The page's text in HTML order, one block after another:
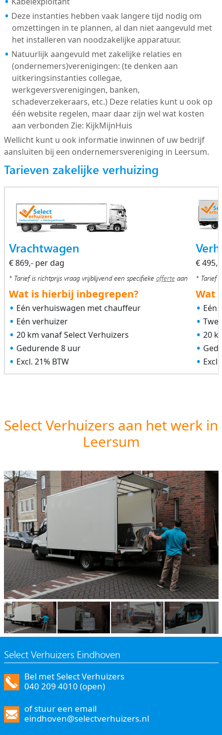
Deze instanties hebben vaak langere tijd nodig om
omzettingen in te plannen, al dan niet aangevuld met
het installeren van noodzakelijke apparatuur.
Natuurlijk aangevuld met zakelijke relaties en
(ondernemers)verenigingen: (te denken aan
uitkeringsinstanties collegae,
werkgeversverenigingen, banken,
schadeverzekeraars, etc.) Deze relaties kunt u ook op
één website regelen, maar daar zijn wel wat kosten
aan verbonden Zie: KijkMijnHuis
Wellicht kunt u ook informatie inwinnen of uw bedrijf
aansluiten bij een ondernemersvereniging in Leersum.
Tarieven zakelijke verhuizing
Vrachtwagen
€ 869,- per dag
* Tarief is richtprijs vraag vrijblijvend een specifieke offerteaan
Wat is hierbij inbegrepen?
Eén verhuiswagen met chauffeur
Eén verhuizer
20 km vanaf Select Verhuizers
Gedurende 8 uur
Excl. 21% BTW
€
* Tarief
Wat
Eén
20
Excl.
Select Verhuizers aan het werk in
Leersum
Select Verhuizers Eindhoven
Bel met Select Verhuizers
040 209 4010 (open)
of stuur een email
eindhoven@selectverhuizers.nl